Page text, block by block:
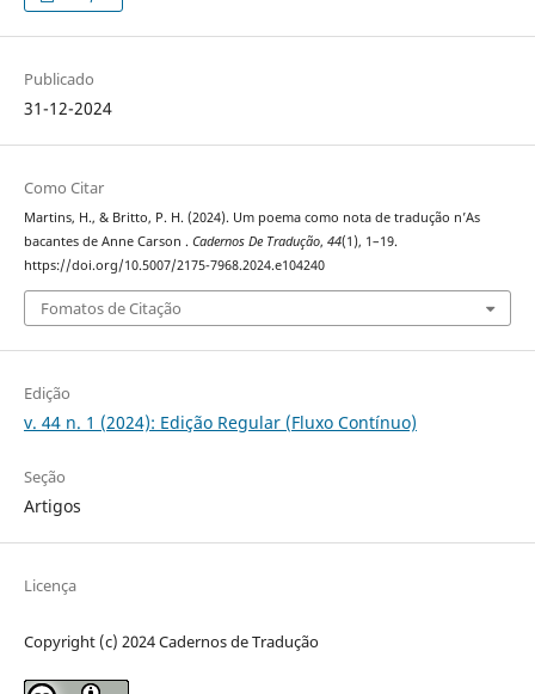
Publicado
31-12-2024
Como Citar
Martins, H., & Britto, P. H. (2024). Um poema como nota de tradução n’As
bacantes de Anne Carson . Cadernos De Tradução, 44(1), 1–19.
https://doi.org/10.5007/2175-7968.2024.e104240
Fomatos de Citação
Edição
v. 44 n. 1 (2024): Edição Regular (Fluxo Contínuo)
Seção
Artigos
Licença
Copyright (c) 2024 Cadernos de Tradução